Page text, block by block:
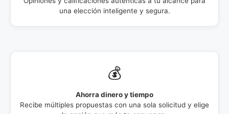
una elección inteligente y segura.
💰
Ahorra dinero y tiempo
Recibe múltiples propuestas con una sola solicitud y elige